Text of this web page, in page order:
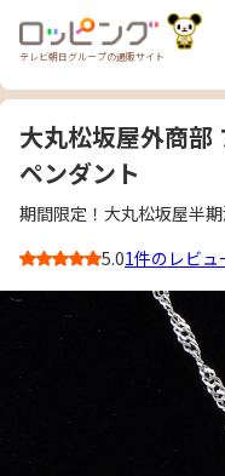
テレビ朝日グループの通販サイト
大丸松坂屋外商
ペンダント
期間限定！大丸松坂屋半
5.01件のレビュ